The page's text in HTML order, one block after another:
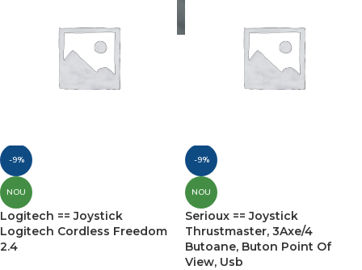
-9%
NOU
Logitech == Joystick
Logitech Cordless Freedom
2.4
-9%
NOU
Serioux == Joystick
Thrustmaster, 3Axe/4
Butoane, Buton Point Of
View, Usb